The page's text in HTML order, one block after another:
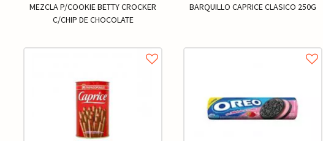
MEZCLA P/COOKIE BETTY CROCKER
C/CHIP DE CHOCOLATE
BARQUILLO CAPRICE CLASICO 250G